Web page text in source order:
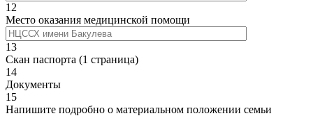
12
Место оказания медицинской помощи
13
Скан паспорта (1 страница)
14
Документы
15
Напишите подробно о материальном положении семьи